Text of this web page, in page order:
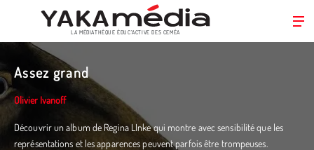
contenu
principal
LA MÉDIATHÈQUE ÉDUC’ACTIVE DES CEMÉA
Assez grand
Olivier Ivanoff
Découvrir un album de Regina LInke qui montre avec sensibilité que les
représentations et les apparences peuvent parfois être trompeuses.